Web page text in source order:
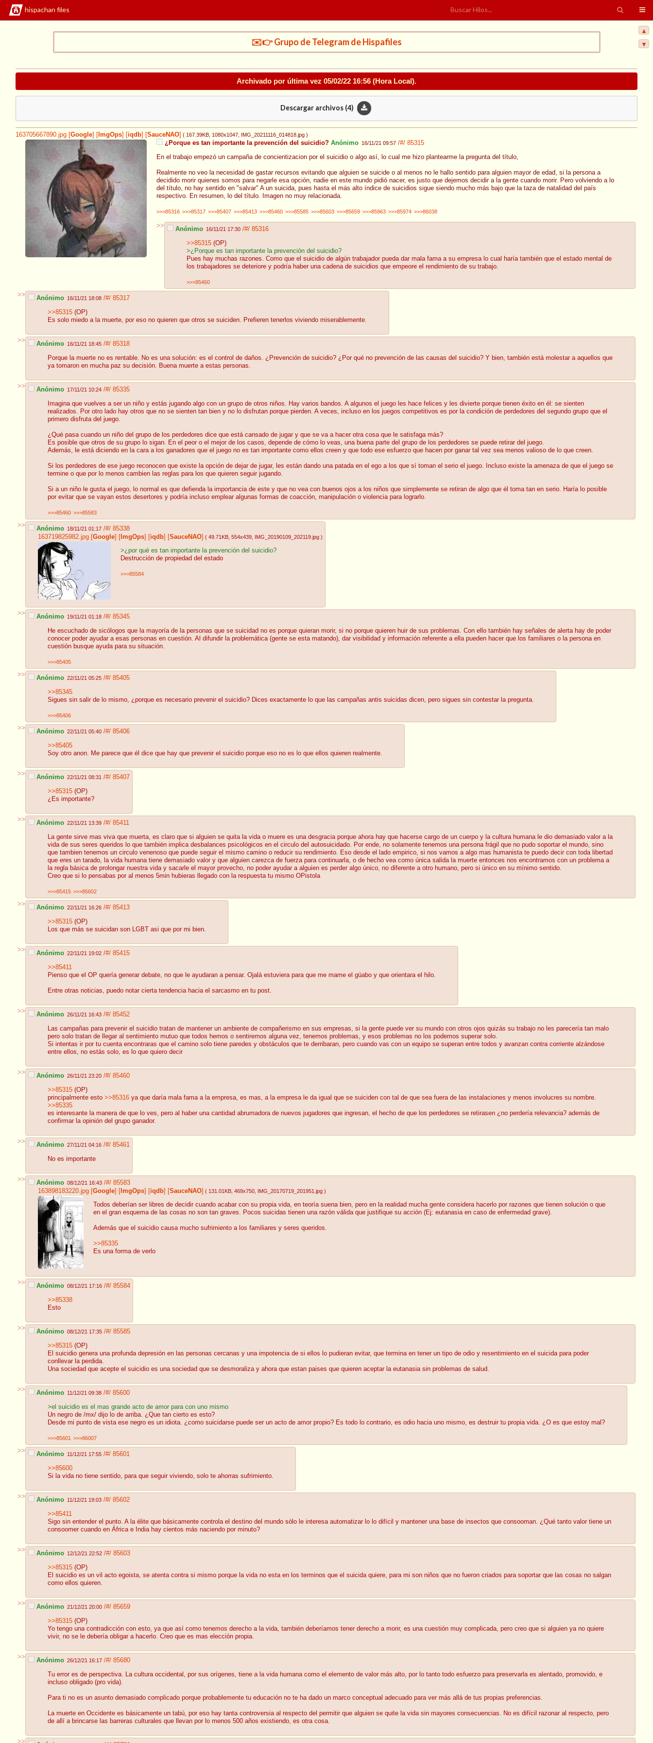
hispachan files
✉️👉 Grupo de Telegram de Hispafiles
Archivado por última vez 05/02/22 16:56 (Hora Local).
Descargar archivos (4)
163705667890.jpg Google ImgOps iqdb SauceNAO ( 167.39KB , 1080x1047 , IMG_20211116_014818.jpg )
¿Porque es tan importante la prevención del suicidio? Anónimo 16/11/21 09:57 /#/ 85315
En el trabajo empezó un campaña de concientizacion por el suicidio o algo así, lo cual me hizo plantearme la pregunta del título,
Realmente no veo la necesidad de gastar recursos evitando que alguien se suicide o al menos no le hallo sentido para alguien mayor de edad, si la persona a
decidido morir quienes somos para negarle esa opción, nadie en este mundo pidió nacer, es justo que dejemos decidir a la gente cuando morir. Pero volviendo a lo
del título, no hay sentido en "salvar" A un suicida, pues hasta el más alto índice de suicidios sigue siendo mucho más bajo que la taza de natalidad del país
respectivo. En resumen, lo del título. Imagen no muy relacionada.
>>>85316 >>>85317 >>>85407 >>>85413 >>>85460 >>>85585 >>>85603 >>>85659 >>>85963 >>>85974 >>>86038
>> Anónimo 16/11/21 17:30 /#/ 85316
>>85315 (OP)
>¿Porque es tan importante la prevención del suicidio?
Pues hay muchas razones. Como que el suicidio de algún trabajador pueda dar mala fama a su empresa lo cual haría también que el estado mental de
los trabajadores se deteriore y podría haber una cadena de suicidios que empeore el rendimiento de su trabajo.
>>>85460
>> Anónimo 16/11/21 18:08 /#/ 85317
>>85315 (OP)
Es solo miedo a la muerte, por eso no quieren que otros se suiciden. Prefieren tenerlos viviendo miserablemente.
>> Anónimo 16/11/21 18:45 /#/ 85318
Porque la muerte no es rentable. No es una solución: es el control de daños. ¿Prevención de suicidio? ¿Por qué no prevención de las causas del suicidio? Y bien, también está molestar a aquellos que
ya tomaron en mucha paz su decisión. Buena muerte a estas personas.
>> Anónimo 17/11/21 10:24 /#/ 85335
Imagina que vuelves a ser un niño y estás jugando algo con un grupo de otros niños. Hay varios bandos. A algunos el juego les hace felices y les divierte porque tienen éxito en él: se sienten
realizados. Por otro lado hay otros que no se sienten tan bien y no lo disfrutan porque pierden. A veces, incluso en los juegos competitivos es por la condición de perdedores del segundo grupo que el
primero disfruta del juego.
¿Qué pasa cuando un niño del grupo de los perdedores dice que está cansado de jugar y que se va a hacer otra cosa que le satisfaga más?
Es posible que otros de su grupo lo sigan. En el peor o el mejor de los casos, depende de cómo lo veas, una buena parte del grupo de los perdedores se puede retirar del juego.
Además, le está diciendo en la cara a los ganadores que el juego no es tan importante como ellos creen y que todo ese esfuerzo que hacen por ganar tal vez sea menos valioso de lo que creen.
Si los perdedores de ese juego reconocen que existe la opción de dejar de jugar, les están dando una patada en el ego a los que sí toman el serio el juego. Incluso existe la amenaza de que el juego se
termine o que por lo menos cambien las reglas para los que quieren seguir jugando.
Si a un niño le gusta el juego, lo normal es que defienda la importancia de este y que no vea con buenos ojos a los niños que simplemente se retiran de algo que él toma tan en serio. Haría lo posible
por evitar que se vayan estos desertores y podría incluso emplear algunas formas de coacción, manipulación o violencia para lograrlo.
>>>85460 >>>85583
>> Anónimo 18/11/21 01:17 /#/ 85338
163719825982.jpg [Google] [ ImgOps] [iqdb] [SauceNAO] ( 49.71KB , 554x439 , IMG_20190109_202119.jpg )
>¿por qué es tan importante la prevención del suicidio?
Destrucción de propiedad del estado
>>>85584
>> Anónimo 19/11/21 01:18 /#/ 85345
He escuchado de sicólogos que la mayoría de la personas que se suicidad no es porque quieran morir, si no porque quieren huir de sus problemas. Con ello también hay señales de alerta hay de poder
conocer poder ayudar a esas personas en cuestión. Al difundir la problemática (gente se esta matando), dar visibilidad y información referente a ella pueden hacer que los familiares o la persona en
cuestión busque ayuda para su situación.
>>>85405
>> Anónimo 22/11/21 05:25 /#/ 85405
>>85345
Sigues sin salir de lo mismo, ¿porque es necesario prevenir el suicidio? Dices exactamente lo que las campañas antis suicidas dicen, pero sigues sin contestar la pregunta.
>>>85406
>> Anónimo 22/11/21 05:40 /#/ 85406
>>85405
Soy otro anon. Me parece que él dice que hay que prevenir el suicidio porque eso no es lo que ellos quieren realmente.
>> Anónimo 22/11/21 08:31 /#/ 85407
>>85315 (OP)
¿Es importante?
>> Anónimo 22/11/21 13:39 /#/ 85411
La gente sirve mas viva que muerta, es claro que si alguien se quita la vida o muere es una desgracia porque ahora hay que hacerse cargo de un cuerpo y la cultura humana le dio demasiado valor a la
vida de sus seres queridos lo que también implica desbalances psicológicos en el circulo del autosuicidado. Por ende, no solamente tenemos una persona frágil que no pudo soportar el mundo, sino
que tambien tenemos un circulo venenoso que puede seguir el mismo camino o reducir su rendimiento. Eso desde el lado empirico, si nos vamos a algo mas humanista te puedo decir con toda libertad
que eres un tarado, la vida humana tiene demasiado valor y que alguien carezca de fuerza para continuarla, o de hecho vea como única salida la muerte entonces nos encontramos con un problema a
la regla básica de prolongar nuestra vida y sacarle el mayor provecho, no poder ayudar a alguien es perder algo único, no diferente a otro humano, pero si único en su mínimo sentido.
Creo que si lo pensabas por al menos 5min hubieras llegado con la respuesta tu mismo OPistola
>>>85415 >>>85602
>> Anónimo 22/11/21 16:26 /#/ 85413
>>85315 (OP)
Los que más se suicidan son LGBT asi que por mi bien.
>> Anónimo 22/11/21 19:02 /#/ 85415
>>85411
Pienso que el OP quería generar debate, no que le ayudaran a pensar. Ojalá estuviera para que me mame el güabo y que orientara el hilo.
Entre otras noticias, puedo notar cierta tendencia hacia el sarcasmo en tu post.
>> Anónimo 26/11/21 16:43 /#/ 85452
Las campañas para prevenir el suicidio tratan de mantener un ambiente de compañerismo en sus empresas, si la gente puede ver su mundo con otros ojos quizás su trabajo no les parecería tan malo
pero solo tratan de llegar al sentimiento mutuo que todos hemos o sentiremos alguna vez, tenemos problemas, y esos problemas no los podemos superar solo.
Si intentas ir por tu cuenta encontraras que el camino solo tiene paredes y obstáculos que te derribaran, pero cuando vas con un equipo se superan entre todos y avanzan contra corriente alzándose
entre ellos, no estás solo, es lo que quiero decir
>> Anónimo 26/11/21 23:20 /#/ 85460
>>85315 (OP)
principalmente esto >>85316 ya que daría mala fama a la empresa, es mas, a la empresa le da igual que se suiciden con tal de que sea fuera de las instalaciones y menos involucres su nombre.
>>85335
es interesante la manera de que lo ves, pero al haber una cantidad abrumadora de nuevos jugadores que ingresan, el hecho de que los perdedores se retirasen ¿no perdería relevancia? además de
confirmar la opinión del grupo ganador.
>> Anónimo 27/11/21 04:16 /#/ 85461
No es importante
>> Anónimo 08/12/21 16:43 /#/ 85583
163898183220.jpg [Google] [ ImgOps] [iqdb] [SauceNAO] ( 131.01KB , 469x750 , IMG_20170719_201951.jpg )
Todos deberían ser libres de decidir cuando acabar con su propia vida, en teoría suena bien, pero en la realidad mucha gente considera hacerlo por razones que tienen solución o que
en el gran esquema de las cosas no son tan graves. Pocos suicidas tienen una razón válida que justifique su acción (Ej: eutanasia en caso de enfermedad grave).
Además que el suicidio causa mucho sufrimiento a los familiares y seres queridos.
>>85335
Es una forma de verlo
>> Anónimo 08/12/21 17:16 /#/ 85584
>>85338
Esto
>> Anónimo 08/12/21 17:35 /#/ 85585
>>85315 (OP)
El suicidio genera una profunda depresión en las personas cercanas y una impotencia de si ellos lo pudieran evitar, que termina en tener un tipo de odio y resentimiento en el suicida para poder
conllevar la perdida.
Una sociedad que acepte el suicidio es una sociedad que se desmoraliza y ahora que estan paises que quieren aceptar la eutanasia sin problemas de salud.
>> Anónimo 11/12/21 09:38 /#/ 85600
>el suicidio es el mas grande acto de amor para con uno mismo
Un negro de /mx/ dijo lo de arriba. ¿Que tan cierto es esto?
Desde mi punto de vista ese negro es un idiota. ¿como suicidarse puede ser un acto de amor propio? Es todo lo contrario, es odio hacia uno mismo, es destruir tu propia vida. ¿O es que estoy mal?
>>>85601 >>>86007
>> Anónimo 11/12/21 17:55 /#/ 85601
>>85600
Si la vida no tiene sentido, para que seguir viviendo, solo te ahorras sufrimiento.
>> Anónimo 11/12/21 19:03 /#/ 85602
>>85411
Sigo sin entender el punto. A la élite que básicamente controla el destino del mundo sólo le interesa automatizar lo lo difícil y mantener una base de insectos que consooman. ¿Qué tanto valor tiene un
consoomer cuando en África e India hay cientos más naciendo por minuto?
>> Anónimo 12/12/21 22:52 /#/ 85603
>>85315 (OP)
El suicidio es un vil acto egoista, se atenta contra si mismo porque la vida no esta en los terminos que el suicida quiere, para mi son niños que no fueron criados para soportar que las cosas no salgan
como ellos quieren.
>> Anónimo 21/12/21 20:00 /#/ 85659
>>85315 (OP)
Yo tengo una contradicción con esto, ya que así como tenemos derecho a la vida, también deberíamos tener derecho a morir, es una cuestión muy complicada, pero creo que si alguien ya no quiere
vivir, no se le debería obligar a hacerlo. Creo que es mas elección propia.
>> Anónimo 26/12/21 16:17 /#/ 85680
Tu error es de perspectiva. La cultura occidental, por sus orígenes, tiene a la vida humana como el elemento de valor más alto, por lo tanto todo esfuerzo para preservarla es alentado, promovido, e
incluso obligado (pro vida).
Para ti no es un asunto demasiado complicado porque probablemente tu educación no te ha dado un marco conceptual adecuado para ver más allá de tus propias preferencias.
La muerte en Occidente es básicamente un tabú, por eso hay tanta controversia al respecto del permitir que alguien se quite la vida sin mayores consecuencias. No es difícil razonar al respecto, pero
de allí a brincarse las barreras culturales que llevan por lo menos 500 años existiendo, es otra cosa.
>>
▲
▼